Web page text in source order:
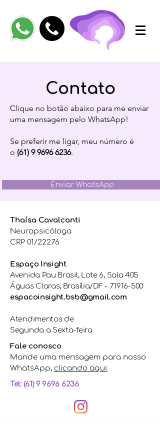
Contato
Clique no botão abaixo para me enviar
uma mensagem pelo WhatsApp!
Se preferir me ligar, meu número é
o (61) 9 9696 6236.
Enviar WhatsApp
Thaísa Cavalcanti
Neuropsicóloga
CRP 01/22276
Espaço Insight
Avenida Pau Brasil, Lote 6, Sala 405
Águas Claras, Brasília/DF - 71916-500
espacoinsight.bsb@gmail.com
Atendimentos de
Segunda a Sexta-feira
Fale conosco
Mande uma mensagem para nosso
WhatsApp, clicando aqui.
Tel: (61) 9 9696 6236